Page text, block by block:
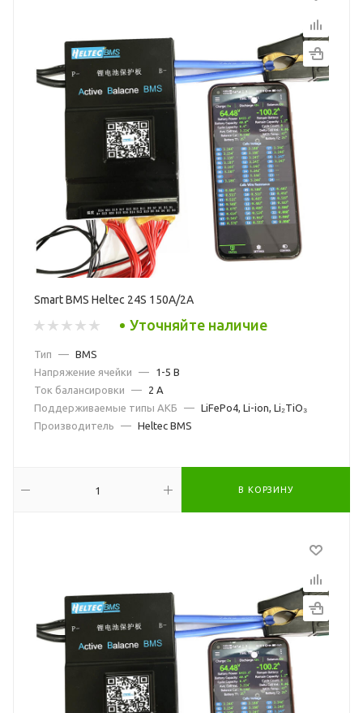
Smart BMS Heltec 24S 150A/2A
Уточняйте наличие
Тип — BMS
Напряжение ячейки
—
1-5 В
Ток балансировки
—
2 А
Поддерживаемые типы АКБ
— LiFePo4, Li-ion, Li₂TiO₃
Производитель
— Heltec BMS
В КОРЗИНУ